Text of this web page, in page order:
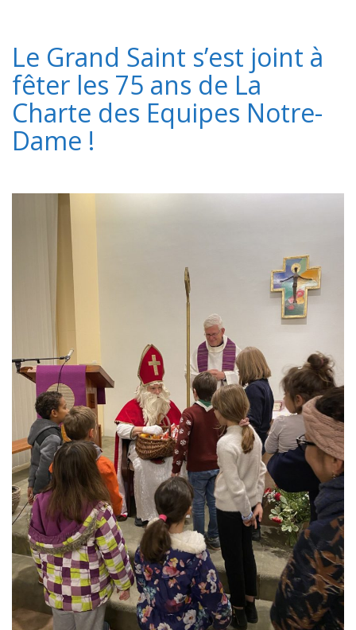
Le Grand Saint s’est joint à
fêter les 75 ans de La
Charte des Equipes Notre-
Dame !